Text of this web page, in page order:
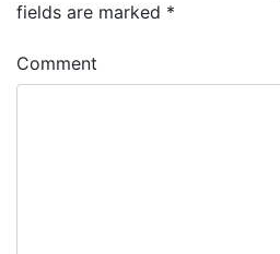
fields are marked *
Comment